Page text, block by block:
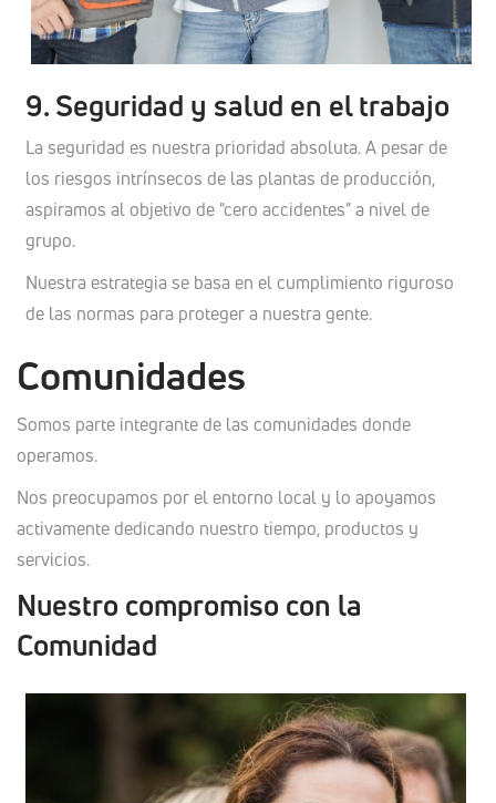
9. Seguridad y salud en el trabajo
La seguridad es nuestra prioridad absoluta. A pesar de
los riesgos intrínsecos de las plantas de producción,
aspiramos al objetivo de "cero accidentes" a nivel de
grupo.
Nuestra estrategia se basa en el cumplimiento riguroso
de las normas para proteger a nuestra gente.
Comunidades
Somos parte integrante de las comunidades donde
operamos.
Nos preocupamos por el entorno local y lo apoyamos
activamente dedicando nuestro tiempo, productos y
servicios.
Nuestro compromiso con la
Comunidad